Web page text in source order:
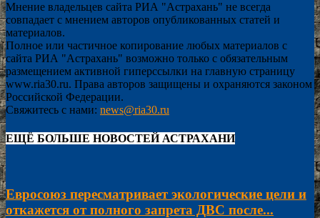
Мнение владельцев сайта РИА "Астрахань" не всегда
совпадает с мнением авторов опубликованных статей и
материалов.
Полное или частичное копирование любых материалов с
сайта РИА "Астрахань" возможно только с обязательным
размещением активной гиперссылки на главную страницу
www.ria30.ru. Права авторов защищены и охраняются законом
Российской Федерации.
Свяжитесь с нами: news@ria30.ru
ЕЩЁ БОЛЬШЕ НОВОСТЕЙ АСТРАХАНИ
Евросоюз пересматривает экологические цели и
откажется от полного запрета ДВС после...